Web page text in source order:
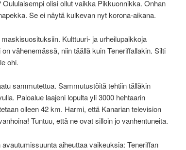
olisi ollut vaikka Pikkuonnikka. Onhan
Se ei näytä kulkevan nyt korona-aikana.
Kulttuuri- ja urheilupaikkoja
vähenemässä, niin täällä kuin Teneriffallakin. Silti
ohi.
sammutettua. Sammutustöitä tehtiin tälläkin
Paloalue laajeni lopulta yli 3000 hehtaarin
olleen 42 km. Harmi, että Kanarian television
Tuntuu, että ne ovat silloin jo vanhentuneita.
aiheuttaa vaikeuksia: Teneriffan